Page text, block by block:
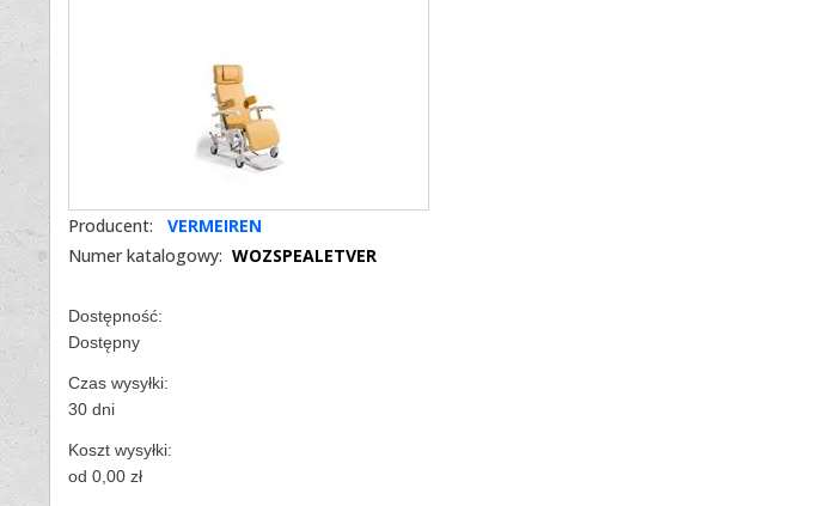
Producent:
VERMEIREN
Numer katalogowy: WOZSPEALETVER
Dostępność:
Dostępny
Czas wysyłki:
30 dni
Koszt wysyłki:
od 0,00 zł